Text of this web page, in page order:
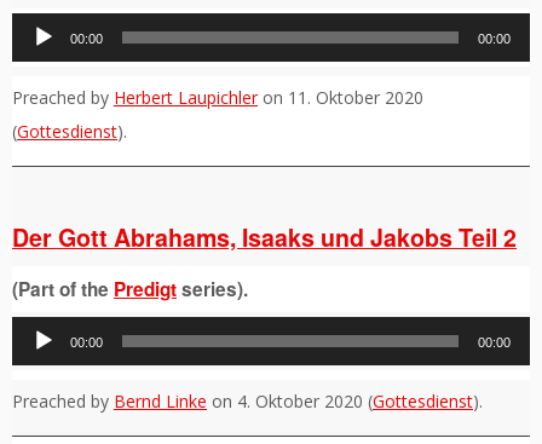
Audio-
Player
00:00 00:00
Preached by Herbert Laupichleron 11. Oktober 2020
(Gottesdienst).
Der Gott Abrahams, Isaaks und Jakobs Teil 2
(Part of the Predigtseries).
Audio-
Player
00:00 00:00
Preached by Bernd Linke on 4. Oktober 2020 (Gottesdienst).